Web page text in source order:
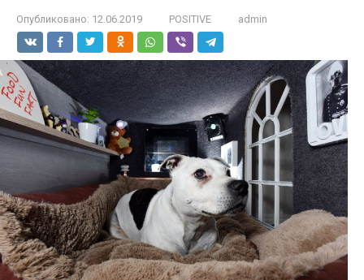
Опубликовано: 12.06.2019 POSITIVE admin